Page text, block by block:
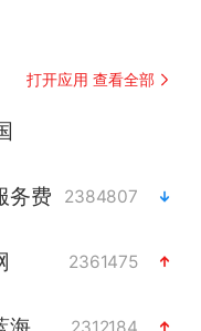
打开应用 查看全部
务费 2384807
2361475